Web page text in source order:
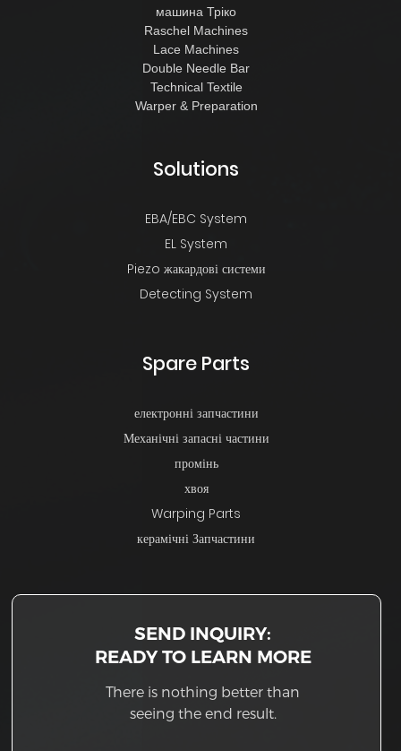
машина Тріко
Raschel Machines
Lace Machines
Double Needle Bar
Technical Textile
Warper & Preparation
Solutions
EBA/EBC System
EL System
Piezo жакардові системи
Detecting System
Spare Parts
електронні запчастини
Механічні запасні частини
промінь
хвоя
Warping Parts
керамічні Запчастини
SEND INQUIRY:
READY TO LEARN MORE
There is nothing better than
seeing the end result.